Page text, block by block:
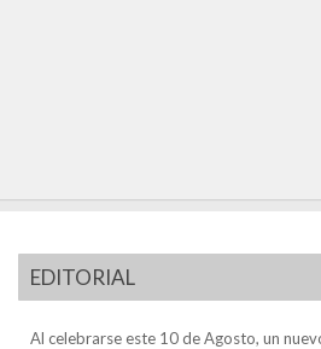
EDITORIAL
Al celebrarse este 10 de Agosto, un